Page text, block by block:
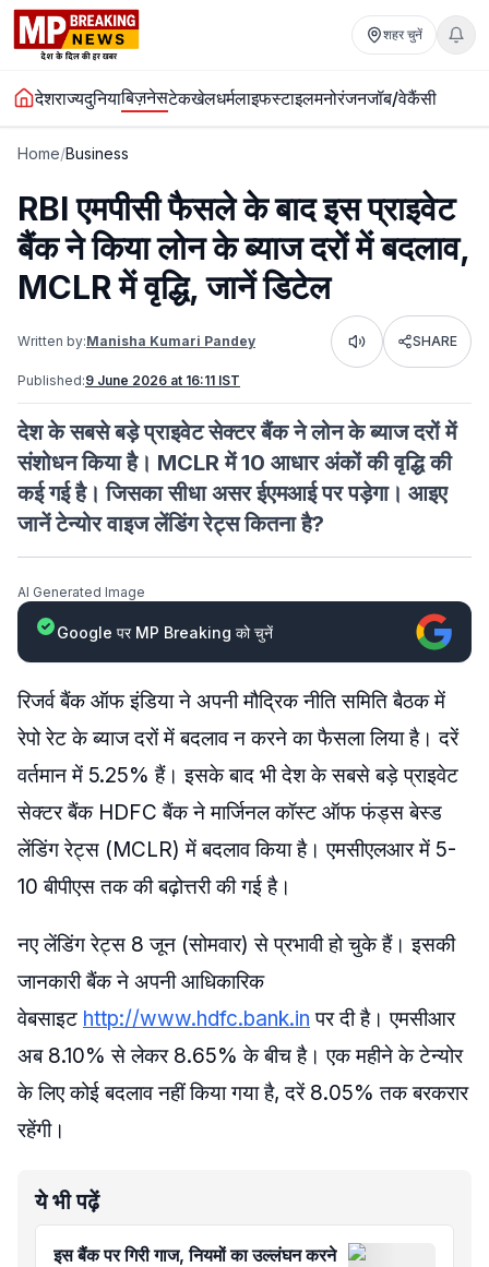
शहर चुनें
देशराज्यदुनियाबिज़नेसटेकखेलधर्मलाइफस्टाइलमनोरंजनजॉब/वेकैंसी
Home/Business
RBI एमपीसी फैसले के बाद इस प्राइवेट
बैंक ने किया लोन के ब्याज दरों में बदलाव,
MCLR में वृद्धि, जानें डिटेल
Written by:Manisha Kumari Pandey Listen SHARE
Published:9 June 2026 at 16:11 IST
देश के सबसे बड़े प्राइवेट सेक्टर बैंक ने लोन के ब्याज दरों में
संशोधन किया है। MCLR में 10 आधार अंकों की वृद्धि की
कई गई है। जिसका सीधा असर ईएमआई पर पड़ेगा। आइए
जानें टेन्योर वाइज लेंडिंग रेट्स कितना है?
AI Generated Image
Google पर MP Breaking को चुनें
रिजर्व बैंक ऑफ इंडिया ने अपनी मौद्रिक नीति समिति बैठक में
रेपो रेट के ब्याज दरों में बदलाव न करने का फैसला लिया है। दरें
वर्तमान में 5.25% हैं। इसके बाद भी देश के सबसे बड़े प्राइवेट
सेक्टर बैंक HDFC बैंक ने मार्जिनल कॉस्ट ऑफ फंड्स बेस्ड
लेंडिंग रेट्स (MCLR) में बदलाव किया है। एमसीएलआर में 5-
10 बीपीएस तक की बढ़ोत्तरी की गई है।
नए लेंडिंग रेट्स 8 जून (सोमवार) से प्रभावी हो चुके हैं। इसकी
जानकारी बैंक ने अपनी आधिकारिक
वेबसाइट http://www.hdfc.bank.in पर दी है। एमसीआर
अब 8.10% से लेकर 8.65% के बीच है। एक महीने के टेन्योर
के लिए कोई बदलाव नहीं किया गया है, दरें 8.05% तक बरकरार
रहेंगी।
ये भी पढ़ें
इस बैंक पर गिरी गाज, नियमों का उल्लंघन करने